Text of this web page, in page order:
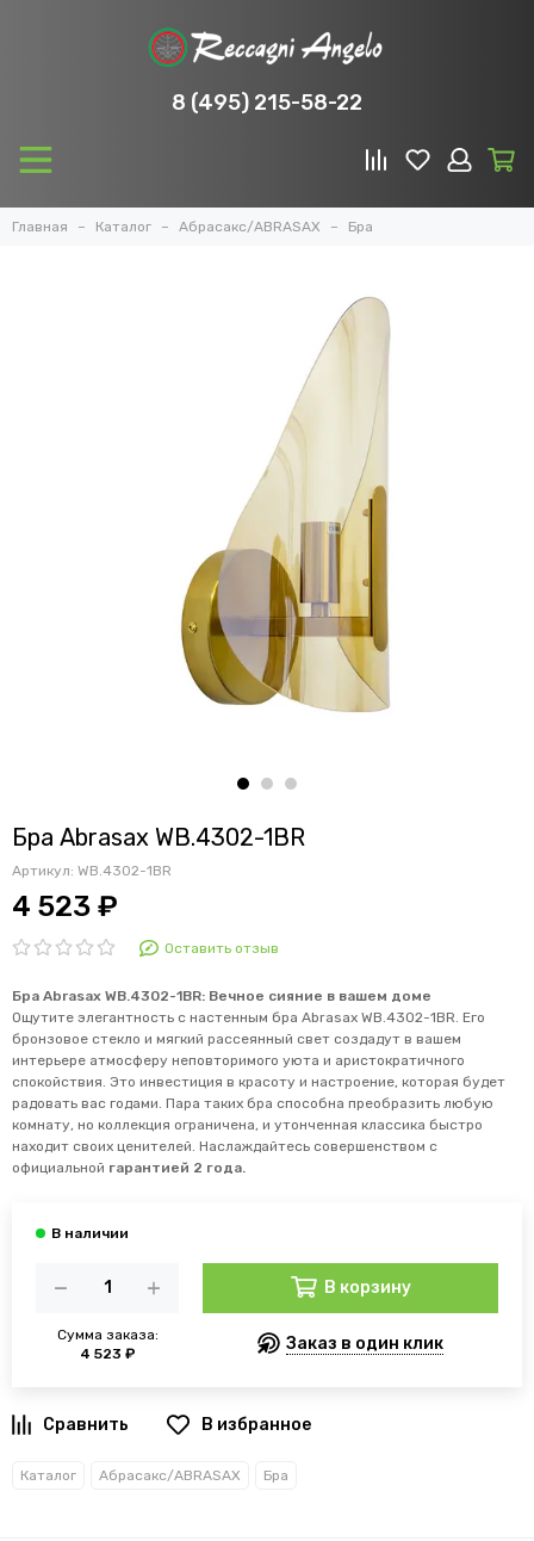
8 (495) 215-58-22
Главная Каталог Абрасакс/ABRASAX Бра
Бра Abrasax WB.4302-1BR
Артикул: WB.4302-1BR
4 523 ₽
Оставить отзыв
Бра Abrasax WB.4302-1BR: Вечное сияние в вашем доме
Ощутите элегантность с настенным бра Abrasax WB.4302-1BR. Его
бронзовое стекло и мягкий рассеянный свет создадут в вашем
интерьере атмосферу неповторимого уюта и аристократичного
спокойствия. Это инвестиция в красоту и настроение, которая будет
радовать вас годами. Пара таких бра способна преобразить любую
комнату, но коллекция ограничена, и утонченная классика быстро
находит своих ценителей. Наслаждайтесь совершенством с
официальной гарантией 2 года.
Сумма заказа:
4 523 ₽
В корзину
Заказ в один клик
В избранное
Каталог Абрасакс/ABRASAX Бра